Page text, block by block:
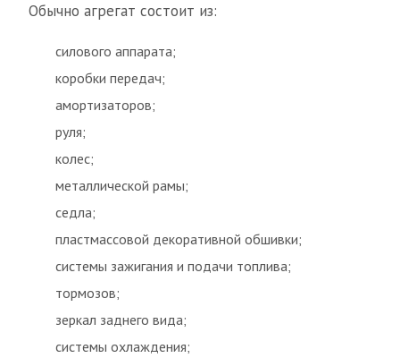
Обычно агрегат состоит из:
силового аппарата;
коробки передач;
амортизаторов;
руля;
колес;
металлической рамы;
седла;
пластмассовой декоративной обшивки;
системы зажигания и подачи топлива;
тормозов;
зеркал заднего вида;
системы охлаждения;